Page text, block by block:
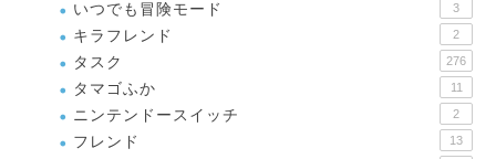
いつでも冒険モード 3
キラフレンド 2
タスク 276
タマゴふか 11
ニンテンドースイッチ 2
フレンド 13